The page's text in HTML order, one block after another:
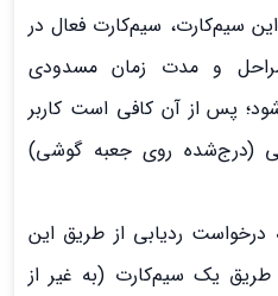
سیم‌کارت، سیم‌کارت فعال در
و مدت زمان مسدودی
پس از آن کافی است کاربر
رقمی گوشی (درج‌شده روی جعبه گوشی)
ردیابی از طریق این
طریق یک سیم‌کارت (به غیر از